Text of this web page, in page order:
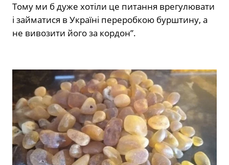
Тому ми б дуже хотіли це питання врегулювати
і займатися в Україні переробкою бурштину, а
не вивозити його за кордон”.